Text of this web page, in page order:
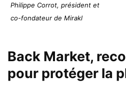
Philippe Corrot, président et
co-fondateur de Mirakl
Back Market,
pour protéger la